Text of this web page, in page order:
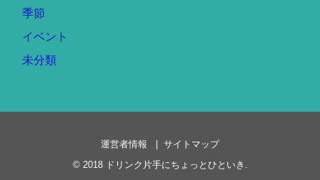
季節
イベント
未分類
運営者情報
サイトマップ
© 2018 ドリンク片手にちょっとひといき .